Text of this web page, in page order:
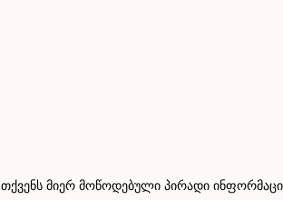
თქვენს მიერ მოწოდებული პირადი